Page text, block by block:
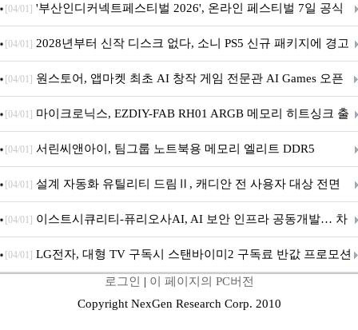
퍼 대기
[04/01] '부산인디커넥트페스티벌 2026', 온라인 페스티벌 7일 공식
개막... 22일간 진행
[04/01] 2028년부터 신작 디스크 없다, 소니 PS5 신규 패키지에 경고
문 추가
[04/01] 원스토어, 앱마켓 최초 AI 창작 게임 전문관 AI Games 오픈
[04/01] 마이크로닉스, EZDIY-FAB RH01 ARGB 메모리 히트싱크 출
시
[04/01] 서린씨앤아이, 팀그룹 노트북용 메모리 엘리트 DDR5
5600MHz 16GB 출시
[04/01] 설계 자동화 유틸리티 드림Ⅱ, 캐디안 전 사용자 대상 전면
무상 배포
[04/01] 이스트시큐리티-퓨리오사AI, AI 보안 인프라 공동개발… 차
세대 AI 보안 플랫폼 구축
[04/01] LG전자, 대형 TV 구독시 스탠바이미2 구독료 반값 프로모션
로그인 | 이 페이지의 PC버전
Copyright NexGen Research Corp. 2010